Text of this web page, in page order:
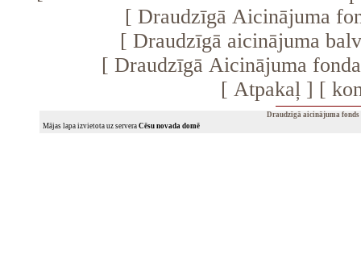
[ Draudzīgā Aicinājuma
[ Draudzīgā aicinājuma
[ Draudzīgā Aicinājuma
[ Atpakaļ ] [
Draudzīgā aicinājuma fonds
Mājas lapa izvietota uz servera Cēsu novada domē